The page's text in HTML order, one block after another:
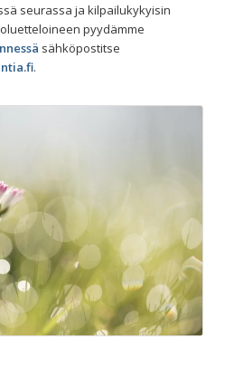
seurassa ja kilpailukykyisin
pyydämme
sähköpostitse
.